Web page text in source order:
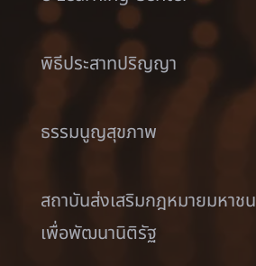
พิธีประสาทปริญญา
ธรรมนูญสุขภาพ
สถาบันส่งเสริมกฎหมายมหาชน
เพื่อพัฒนานิติรัฐ